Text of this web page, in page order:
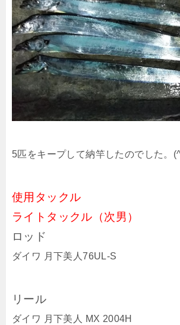
5匹をキープして納竿したのでした。
使用タックル
ライトタックル（次男）
ロッド
ダイワ 月下美人76UL-S
リール
ダイワ 月下美人 MX 2004H